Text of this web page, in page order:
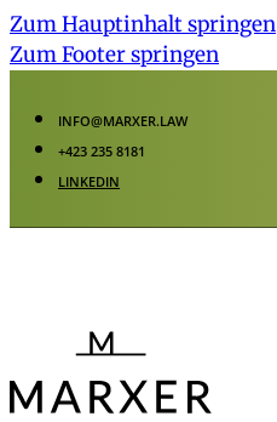
Zum Hauptinhalt springen
Zum Footer springen
INFO@MARXER.LAW
+423 235 8181
LINKEDIN